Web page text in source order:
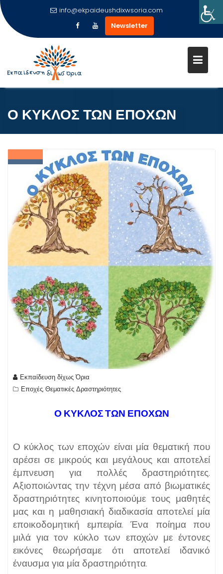
info@ekpaideushdixwsoria.com
Newsletter
Ο ΚΥΚΛΟΣ ΤΩΝ ΕΠΟΧΩΝ
Εκπαίδευση δίχως Όρια
Εποχές,Θεματικές Δραστηριότητες
Ο ΚΥΚΛΟΣ ΤΩΝ ΕΠΟΧΩΝ
Ο κύκλος των εποχών είναι μία θεματική που
αρέσει σε μικρούς και μεγάλους και αποτελεί
έμπνευση για πολλές δραστηριότητες.
Αξιοποιώντας την τέχνη μέσα από βιωματικές
δραστηριότητες κινητοποιούμε τους μαθητές
μας και η μαθησιακή διαδικασία αποτελεί μία
εποικοδομητική εμπειρία. Ένα ποίημα που
μιλά για τον κύκλο των εποχών με έντονες
εικόνες θεωρήσαμε ότι αποτελεί ιδανικό
έναυσμα για μία δραστηριότητα.